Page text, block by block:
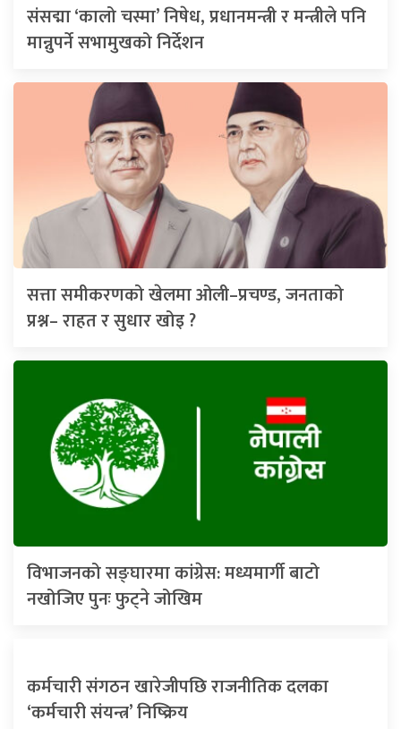
संसद्मा ‘कालो चस्मा’ निषेध, प्रधानमन्त्री र मन्त्रीले पनि
मान्नुपर्ने सभामुखको निर्देशन
सत्ता समीकरणको खेलमा ओली–प्रचण्ड, जनताको
प्रश्न– राहत र सुधार खोइ ?
विभाजनको सङ्घारमा कांग्रेस: मध्यमार्गी बाटो
नखोजिए पुनः फुट्ने जोखिम
कर्मचारी संगठन खारेजीपछि राजनीतिक दलका
‘कर्मचारी संयन्त्र’ निष्क्रिय